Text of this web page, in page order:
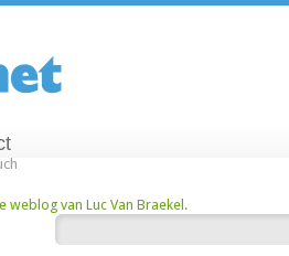
weblog van Luc Van Braekel.